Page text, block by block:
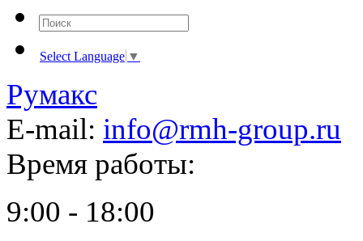
Select Language ▼
Румакс
E-mail: info@rmh-group.ru
Время работы:
9:00 - 18:00